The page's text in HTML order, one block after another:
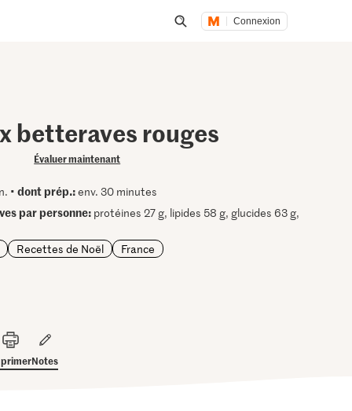
Connexion
betteraves rouges
Évaluer maintenant
•dont prép.:env. 30 minutes
par personne: protéines 27 g, lipides 58 g, glucides 63 g,
Recettes de Noël France
Notes